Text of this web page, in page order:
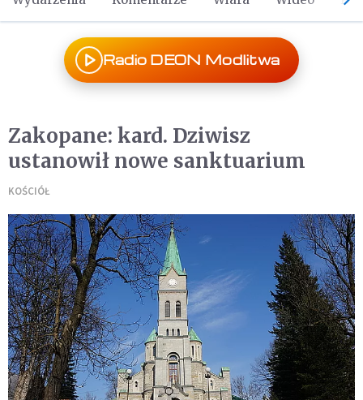
Radio DEON Modlitwa
Zakopane: kard. Dziwisz
ustanowił nowe sanktuarium
KOŚCIÓŁ